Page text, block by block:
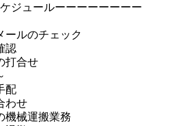
ジュールーーーーーーーー
ールのチェック
認
打合せ
配
わせ
機械運搬業務